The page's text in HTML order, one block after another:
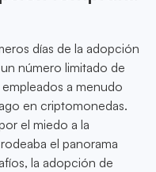
días de la adopción
número limitado de
a menudo
en criptomonedas.
el miedo a la
el panorama
la adopción de